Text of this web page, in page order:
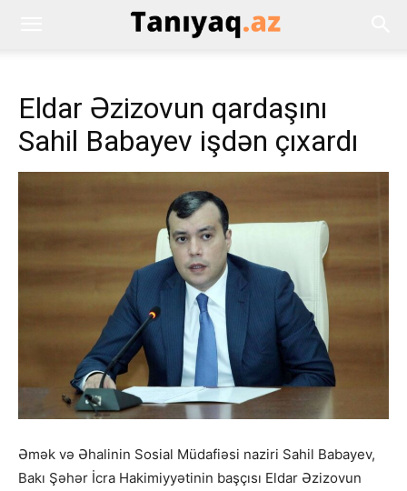
Eldar Əzizovun qardaşını
Sahil Babayev işdən çıxardı
Əmək və Əhalinin Sosial Müdafiəsi naziri Sahil Babayev,
Bakı Şəhər İcra Hakimiyyətinin başçısı Eldar Əzizovun